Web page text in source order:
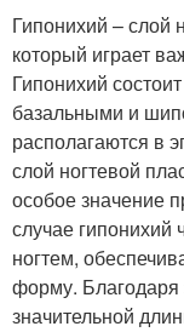
Гипонихий – слой
который играет
Гипонихий
базальными и
располагаются в
слой ногтевой
особое значение
случае гипонихий
ногтем,
форму. Благодаря
значительной